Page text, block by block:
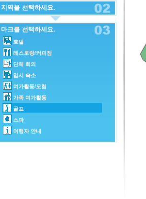
지역을 선택하세요.
마크를 선택하세요.
호텔
레스토랑/커피점
단체 회의
임시 숙소
여가활동/모험
가족 여가활동
골프
스파
여행자 안내